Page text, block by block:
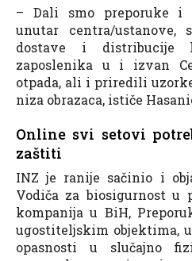
– Dali smo preporuke i
unutar centra/ustanove,
dostave i distribucije
zaposlenika u i izvan
otpada, ali i priredili
niza obrazaca, ističe
Online svi setovi
zaštiti
INZ je ranije sačinio i
Vodiča za biosigurnost u
kompanija u BiH,
ugostiteljskim objektima,
opasnosti u slučajno